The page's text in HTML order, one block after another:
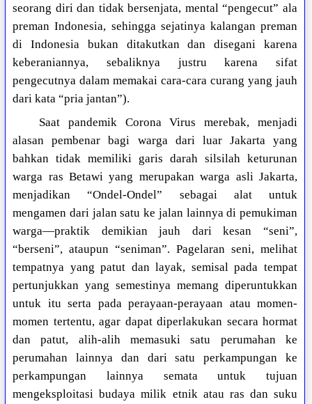
seorang diri dan tidak bersenjata, mental “pengecut” ala
preman Indonesia, sehingga sejatinya kalangan preman
di Indonesia bukan ditakutkan dan disegani karena
keberaniannya, sebaliknya justru karena sifat
pengecutnya dalam memakai cara-cara curang yang jauh
dari kata “pria jantan”).
Saat pandemik Corona Virus merebak, menjadi
alasan pembenar bagi warga dari luar Jakarta yang
bahkan tidak memiliki garis darah silsilah keturunan
warga ras Betawi yang merupakan warga asli Jakarta,
menjadikan “Ondel-Ondel” sebagai alat untuk
mengamen dari jalan satu ke jalan lainnya di pemukiman
warga—praktik demikian jauh dari kesan “seni”,
“berseni”, ataupun “seniman”. Pagelaran seni, melihat
tempatnya yang patut dan layak, semisal pada tempat
pertunjukkan yang semestinya memang diperuntukkan
untuk itu serta pada perayaan-perayaan atau momen-
momen tertentu, agar dapat diperlakukan secara hormat
dan patut, alih-alih memasuki satu perumahan ke
perumahan lainnya dan dari satu perkampungan ke
perkampungan lainnya semata untuk tujuan
mengeksploitasi budaya milik etnik atau ras dan suku